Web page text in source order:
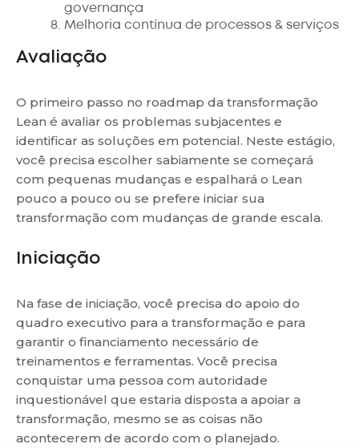
governança
Melhoria contínua de processos & serviços
Avaliação
O primeiro passo no roadmap da transformação
Lean é avaliar os problemas subjacentes e
identificar as soluções em potencial. Neste estágio,
você precisa escolher sabiamente se começará
com pequenas mudanças e espalhará o Lean
pouco a pouco ou se prefere iniciar sua
transformação com mudanças de grande escala.
Iniciação
Na fase de iniciação, você precisa do apoio do
quadro executivo para a transformação e para
garantir o financiamento necessário de
treinamentos e ferramentas. Você precisa
conquistar uma pessoa com autoridade
inquestionável que estaria disposta a apoiar a
transformação, mesmo se as coisas não
acontecerem de acordo com o planejado.